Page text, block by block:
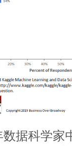
数据科学家